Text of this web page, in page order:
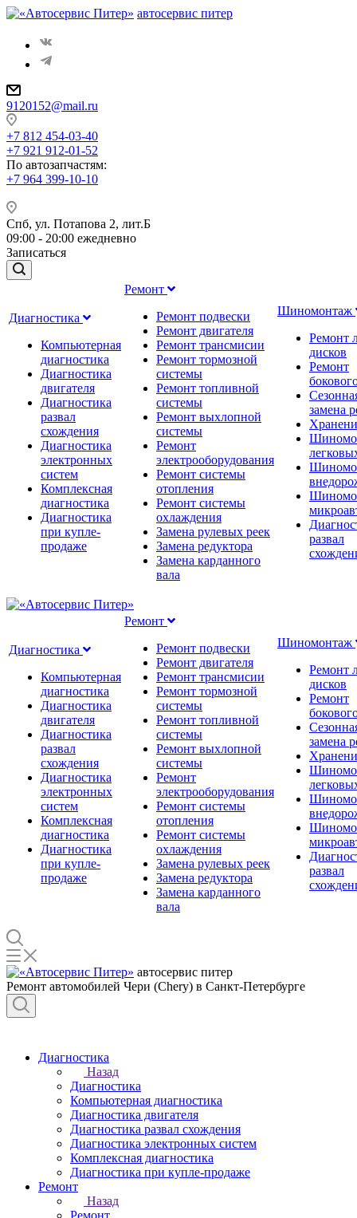
автосервис питер
9120152@mail.ru
+7 812 454-03-40
+7 921 912-01-52
По автозапчастям:
+7 964 399-10-10
Спб, ул. Потапова 2, лит.Б
09:00 - 20:00 ежедневно
Записаться
Диагностика
Компьютерная
диагностика
Диагностика
двигателя
Диагностика
развал
схождения
Диагностика
электронных
систем
Комплексная
диагностика
Диагностика
при купле-
продаже
Ремонт
Ремонт подвески
Ремонт двигателя
Ремонт трансмисии
Ремонт тормозной
системы
Ремонт топливной
системы
Ремонт выхлопной
системы
Ремонт
электрооборудования
Ремонт системы
отопления
Ремонт системы
охлаждения
Замена рулевых реек
Замена редуктора
Замена карданного
вала
Шиномонтаж
Ремонт
дисков
Ремонт
замена
развал
Диагностика
Компьютерная
диагностика
Диагностика
двигателя
Диагностика
развал
схождения
Диагностика
электронных
систем
Комплексная
диагностика
Диагностика
при купле-
продаже
Ремонт
Ремонт подвески
Ремонт двигателя
Ремонт трансмисии
Ремонт тормозной
системы
Ремонт топливной
системы
Ремонт выхлопной
системы
Ремонт
электрооборудования
Ремонт системы
отопления
Ремонт системы
охлаждения
Замена рулевых реек
Замена редуктора
Замена карданного
вала
Шиномонтаж
Ремонт
дисков
Ремонт
замена
развал
автосервис питер
Ремонт автомобилей Чери (Chery) в Санкт-Петербурге
Диагностика
Назад
Диагностика
Компьютерная диагностика
Диагностика двигателя
Диагностика развал схождения
Диагностика электронных систем
Комплексная диагностика
Диагностика при купле-продаже
Ремонт
Назад
Ремонт